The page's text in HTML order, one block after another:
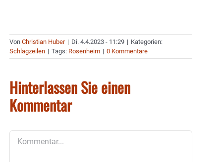
Von Christian Huber | Di. 4.4.2023 - 11:29 | Kategorien:
Schlagzeilen | Tags: Rosenheim | 0 Kommentare
Hinterlassen Sie einen
Kommentar